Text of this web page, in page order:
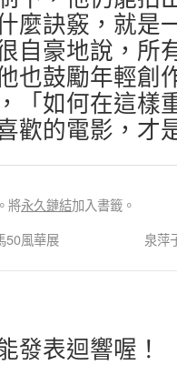
麼訣竅，就是
自豪地說，所
也鼓勵年輕創
「如何在這樣
歡的電影，才
將永久鏈結加入書籤。
50風華展 泉萍
發表迴響喔！